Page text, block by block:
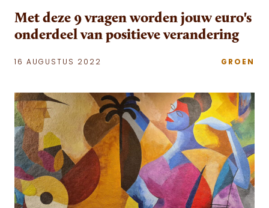
Met deze 9 vragen worden jouw euro's
onderdeel van positieve verandering
16 AUGUSTUS 2022 GROEN